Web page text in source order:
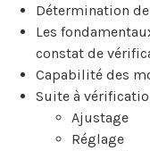
Détermination
Les
constat de
Capabilité des
Suite à
Ajustage
Réglage